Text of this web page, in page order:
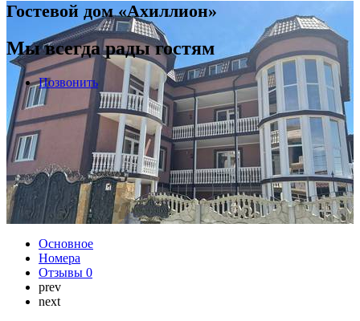
Гостевой дом «Ахиллион»
Мы всегда рады гостям
Позвонить
Основное
Номера
Отзывы 0
prev
next